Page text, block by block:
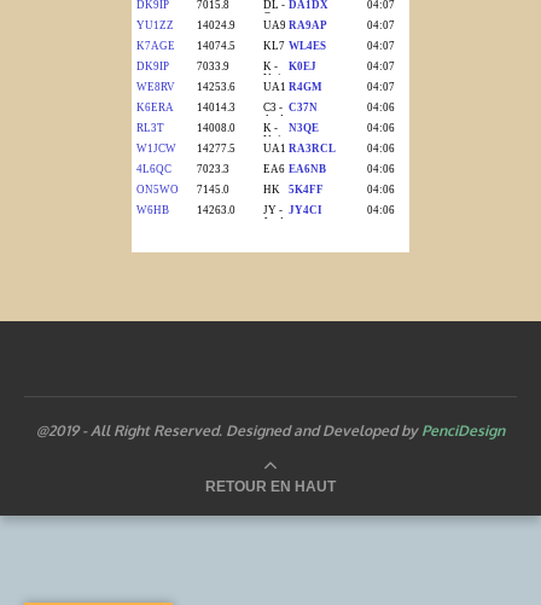
@2019 - All Right Reserved. Designed and Developed by PenciDesign
RETOUR EN HAUT